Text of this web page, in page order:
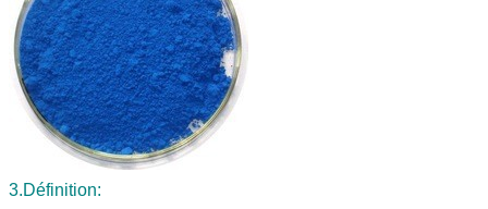
3.Définition: